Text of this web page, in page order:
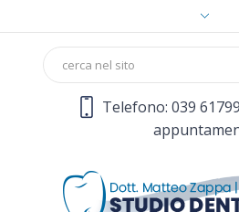
Telefono: 039